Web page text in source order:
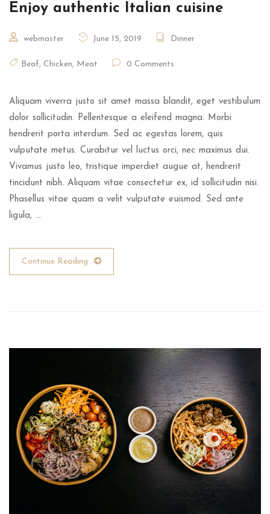
Enjoy authentic Italian cuisine
webmaster June 15, 2019 Dinner
Beaf, Chicken, Meat 0 Comments
Aliquam viverra justo sit amet massa blandit, eget vestibulum
dolor sollicitudin. Pellentesque a eleifend magna. Morbi
hendrerit porta interdum. Sed ac egestas lorem, quis
vulputate metus. Curabitur vel luctus orci, nec maximus dui.
Vivamus justo leo, tristique imperdiet augue at, hendrerit
tincidunt nibh. Aliquam vitae consectetur ex, id sollicitudin nisi.
Phasellus vitae quam a velit vulputate euismod. Sed ante
ligula, …
Continue Reading